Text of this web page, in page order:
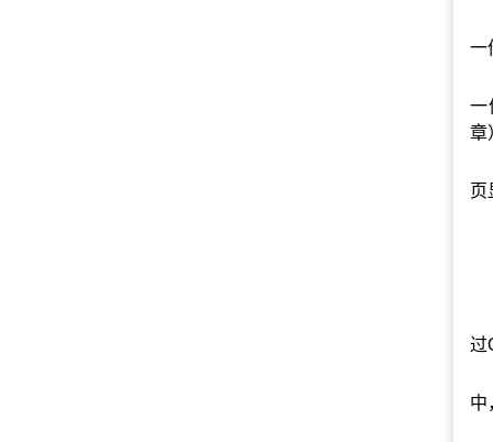
一
一
章
页
过
中